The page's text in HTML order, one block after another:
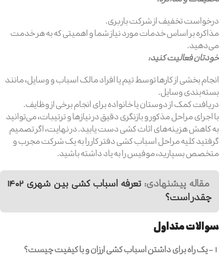
درخواست تخفیف از شرکت باربری.
مذاکره بر اساس خدمات مورد نیاز شما و اهمیتی که به هر خدمت
می‌دهید.
خودتان فعالیت کنید:
انجام بخشی از کارها توسط تیم یا افراد مالک اسباب و وسایل، مانند
بسته‌بندی وسایل.
دریافت کمک از دوستان یا خانواده برای انجام برخی از وظایف.
با اجرای مراحل مذکور و بازنگری دقیق در نیازها و ترتیبات، می‌توانید
به کاهش هزینه‌های اثاث کشی دست یابید. در نهایت، اگر تصمیم
گرفتید کلیه مراحل اسباب کشی دفتر کار را به یک شرکت مجرب و
متخصص بسپارید، موفیس را به یاد داشته باشید.
مقاله پیشنهادی:
تعرفه اسباب کشی بین شهری ۱۴۰۲
چقدر است؟
سوالات متداول
1- یک راه برای داشتن اسباب کشی ارزان و با کیفیت چیست؟